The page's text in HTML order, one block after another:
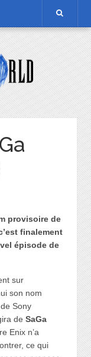
provisoire de
finalement
épisode de
sur
son nom
Sony
de SaGa
Enix n’a
ce qui